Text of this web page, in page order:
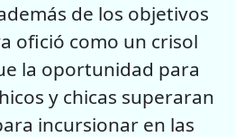
de los objetivos
ofició como un crisol
la oportunidad para
y chicas superaran
incursionar en las